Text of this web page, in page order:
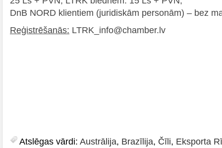
DnB NORD klientiem (juridiskām personām) – bez
Reģistrēšanās: LTRK_info@chamber.lv
Atslēgas vārdi: Austrālija, Brazīlija, Čīli, Eksporta